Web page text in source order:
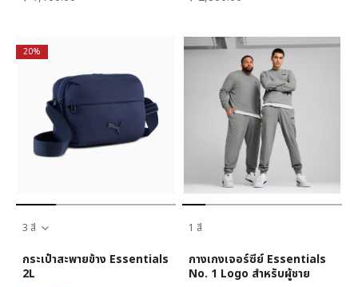
20%
3 สี
กระเป๋าสะพายข้าง Essentials
2L
1 สี
กางเกงเจอร์ซีย์ Essentials
No. 1 Logo สำหรับผู้ชาย